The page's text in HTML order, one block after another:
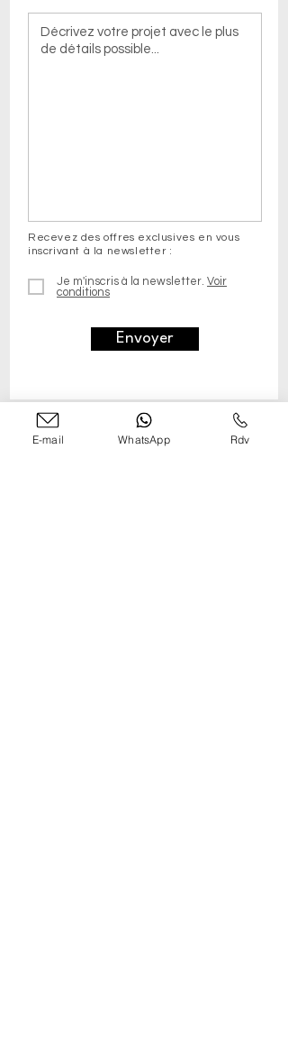
Recevez des offres exclusives en vous
inscrivant à la newsletter :
Je m'inscris à la newsletter. Voir
conditions
Envoyer
E-mail WhatsApp Rdv